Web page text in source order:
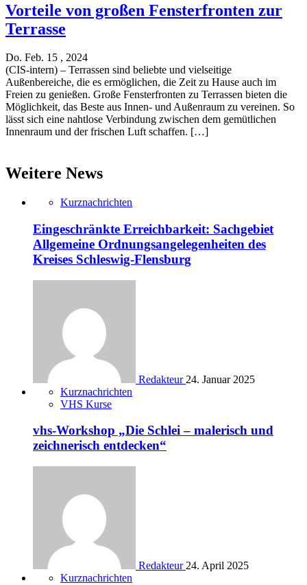
Vorteile von großen Fensterfronten zur
Terrasse
Do. Feb. 15 , 2024
(CIS-intern) – Terrassen sind beliebte und vielseitige
Außenbereiche, die es ermöglichen, die Zeit zu Hause auch im
Freien zu genießen. Große Fensterfronten zu Terrassen bieten die
Möglichkeit, das Beste aus Innen- und Außenraum zu vereinen. So
lässt sich eine nahtlose Verbindung zwischen dem gemütlichen
Innenraum und der frischen Luft schaffen. […]
Weitere News
Kurznachrichten
Eingeschränkte Erreichbarkeit: Sachgebiet
Allgemeine Ordnungsangelegenheiten des
Kreises Schleswig-Flensburg
Redakteur 24. Januar 2025
Kurznachrichten
VHS Kurse
vhs-Workshop „Die Schlei – malerisch und
zeichnerisch entdecken“
Redakteur 24. April 2025
Kurznachrichten